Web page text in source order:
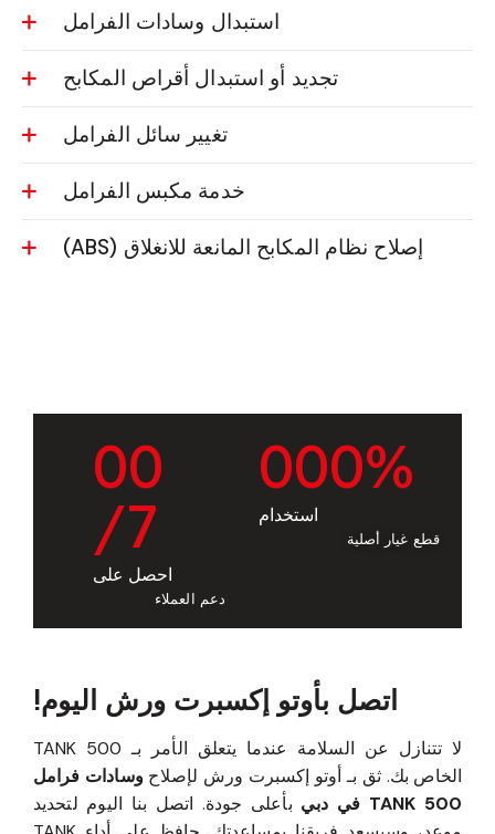
استبدال وسادات الفرامل
تجديد أو استبدال أقراص المكابح
تغيير سائل الفرامل
خدمة مكبس الفرامل
إصلاح نظام المكابح المانعة للانغلاق (ABS)
000%
استخدام
قطع غيار أصلية
00
/7
احصل على
دعم العملاء
اتصل بأوتو إكسبرت ورش اليوم!
لا تتنازل عن السلامة عندما يتعلق الأمر بـ TANK 500
الخاص بك. ثق بـ أوتو إكسبرت ورش لإصلاحوسادات فرامل
TANK 500 في دبي
بأعلى جودة. اتصل بنا اليوم لتحديد